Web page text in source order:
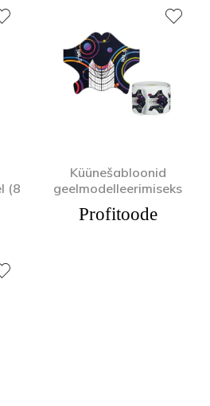
(8
Küünešabloonid
geelmodelleerimiseks
Profitoode